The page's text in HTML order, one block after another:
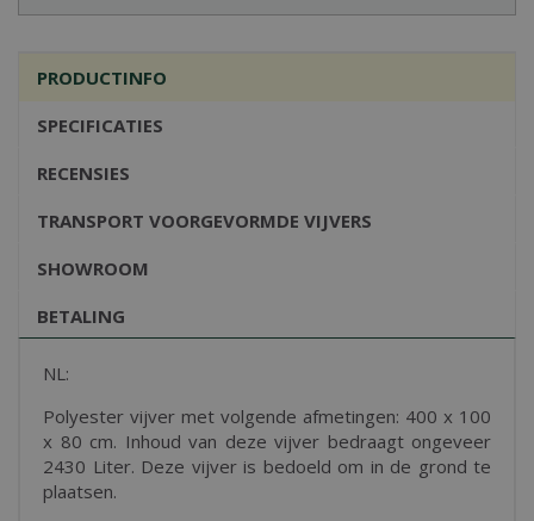
PRODUCTINFO
SPECIFICATIES
RECENSIES
TRANSPORT VOORGEVORMDE VIJVERS
SHOWROOM
BETALING
NL:
Polyester vijver met volgende afmetingen: 400 x 100
x 80 cm. Inhoud van deze vijver bedraagt ongeveer
2430 Liter. Deze vijver is bedoeld om in de grond te
plaatsen.